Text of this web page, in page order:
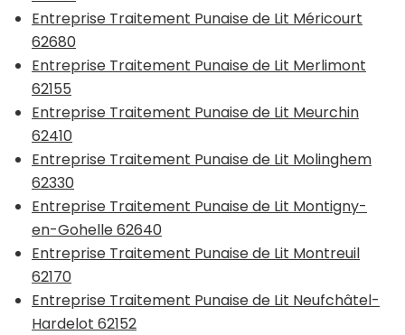
Entreprise Traitement Punaise de Lit Méricourt
62680
Entreprise Traitement Punaise de Lit Merlimont
62155
Entreprise Traitement Punaise de Lit Meurchin
62410
Entreprise Traitement Punaise de Lit Molinghem
62330
Entreprise Traitement Punaise de Lit Montigny-
en-Gohelle 62640
Entreprise Traitement Punaise de Lit Montreuil
62170
Entreprise Traitement Punaise de Lit Neufchâtel-
Hardelot 62152